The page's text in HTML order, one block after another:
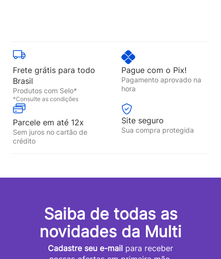
Frete grátis para todo
Brasil
Produtos com Selo*
*Consulte as condições
Pague com o Pix!
Pagamento aprovado na
hora
Parcele em até 12x
Sem juros no cartão de
crédito
Site seguro
Sua compra protegida
Saiba de todas as
novidades da Multi
Cadastre seu e-mail para receber